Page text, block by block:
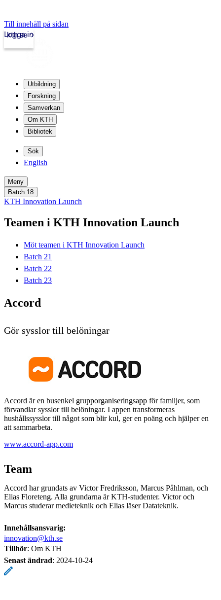
Till innehåll på sidan
kth.se
Logga in
Utbildning
Forskning
Samverkan
Om KTH
Bibliotek
Sök
English
Meny
Batch 18
KTH Innovation Launch
Teamen i KTH Innovation Launch
Möt teamen i KTH Innovation Launch
Batch 21
Batch 22
Batch 23
Accord
Gör sysslor till belöningar
Accord är en busenkel grupporganiseringsapp för familjer, som
förvandlar sysslor till belöningar. I appen transformeras
hushållssysslor till något som blir kul, ger en poäng och hjälper en
att sammarbeta.
www.accord-app.com
Team
Accord har grundats av Victor Fredriksson, Marcus Påhlman, och
Elias Floreteng. Alla grundarna är KTH-studenter. Victor och
Marcus studerar medieteknik och Elias läser Datateknik.
Innehållsansvarig:
innovation@kth.se
Tillhör: Om KTH
Senast ändrad: 2024-10-24